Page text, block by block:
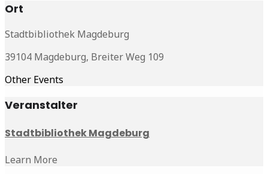
Ort
Stadtbibliothek Magdeburg
39104 Magdeburg, Breiter Weg 109
Other Events
Veranstalter
Stadtbibliothek Magdeburg
Learn More